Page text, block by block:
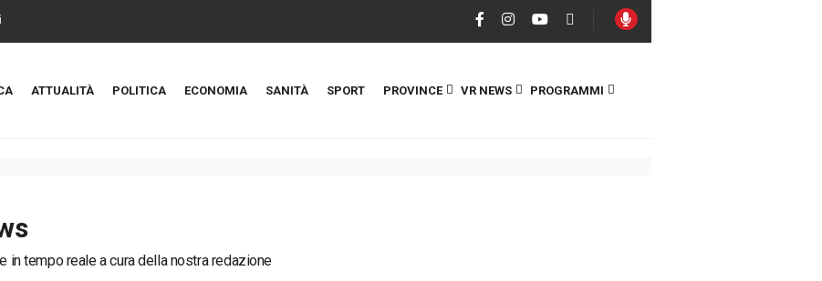
ATTUALITÀ POLITICA ECONOMIA SANITÀ SPORT PROVINCE VR NEWS PROGRAMMI
in tempo reale a cura della nostra redazione